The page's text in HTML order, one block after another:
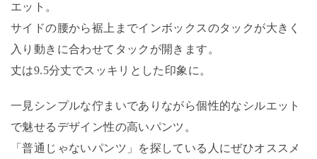
エット。
サイドの腰から裾上までインボックスのタックが大きく
入り動きに合わせてタックが開きます。
丈は9.5分丈でスッキリとした印象に。
一見シンプルな佇まいでありながら個性的なシルエット
で魅せるデザイン性の高いパンツ。
「普通じゃないパンツ」を探している人にぜひオススメ